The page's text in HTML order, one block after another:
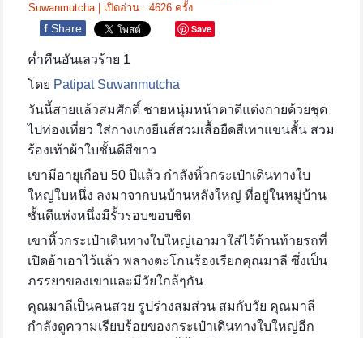
Suwanmutcha | เปิดอ่าน : 4626 ครั้ง
f Share Save
ค่ำคืนอันเลวร้าย 1
โดย Patipat Suwanmutcha
วันนี้สายแล้วสมศักดิ์ ชายหนุ่มหน้าตาดีแต่งกายด้วยชุด
ไปท่องเที่ยว ใส่กางเกงยีนส์สวมเสื้อยืดสีเทาแขนสั้น สวม
ร้องเท้าผ้าใบชั้นดีสีขาว
เขามีอายุเกือบ50 ปีแล้ว กำลังหิ้วกระเป๋าเดินทางใบ
ใหญ่ใบหนึ่ง ลงมาจากบนบ้านหลังใหญ่ ที่อยู่ในหมู่บ้าน
ชั้นดีแห่งหนึ่งมีรั้วรอบขอบชิด
เขาหิ้วกระเป๋าเดินทางใบใหญ่เอามาใส่ไว้ด้านท้ายรถที่
เปิดอ้าเอาไว้แล้ว พลางตะโกนร้องเรียกคุณมาลี ซึ่งเป็น
ภรรยาของเขาและมีวัยใกล้ๆกัน
คุณมาลีเป็นคนสวย รูปร่างสมส่วน สมกับวัย คุณมาลี
กำลังดูความเรียบร้อยของกระเป๋าเดินทางใบใหญ่อีก